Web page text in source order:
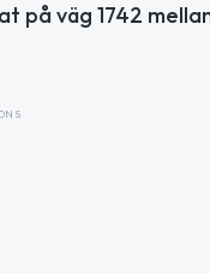
väg 1742